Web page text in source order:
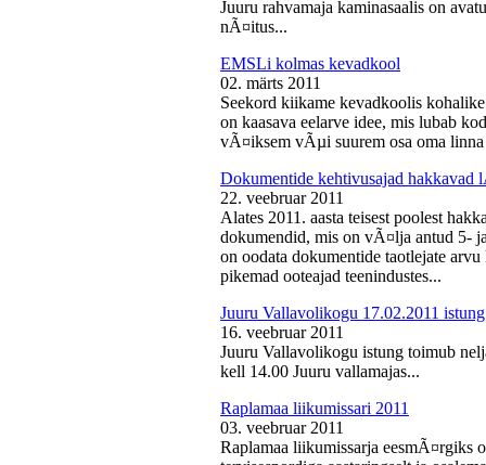
Juuru rahvamaja kaminasaalis on
nÃ¤itus...
EMSLi kolmas kevadkool
02. märts 2011
Seekord kiikame kevadkoolis
on kaasava eelarve idee, mis lubab
vÃ¤iksem vÃµi suurem osa oma
Dokumentide kehtivusajad hakkavad
22. veebruar 2011
Alates 2011. aasta teisest poolest
dokumendid, mis on vÃ¤lja antud 5-
on oodata dokumentide taotlejate
pikemad ooteajad teenindustes...
Juuru Vallavolikogu 17.02.2011 istung
16. veebruar 2011
Juuru Vallavolikogu istung toimub
kell 14.00 Juuru vallamajas...
Raplamaa liikumissari 2011
03. veebruar 2011
Raplamaa liikumissarja eesmÃ¤rgiks